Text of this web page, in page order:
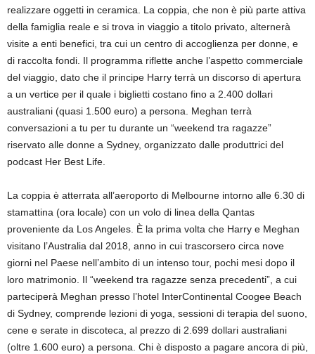
realizzare oggetti in ceramica. La coppia, che non è più parte attiva
della famiglia reale e si trova in viaggio a titolo privato, alternerà
visite a enti benefici, tra cui un centro di accoglienza per donne, e
di raccolta fondi. Il programma riflette anche l’aspetto commerciale
del viaggio, dato che il principe Harry terrà un discorso di apertura
a un vertice per il quale i biglietti costano fino a 2.400 dollari
australiani (quasi 1.500 euro) a persona. Meghan terrà
conversazioni a tu per tu durante un “weekend tra ragazze”
riservato alle donne a Sydney, organizzato dalle produttrici del
podcast Her Best Life.
La coppia è atterrata all’aeroporto di Melbourne intorno alle 6.30 di
stamattina (ora locale) con un volo di linea della Qantas
proveniente da Los Angeles. È la prima volta che Harry e Meghan
visitano l’Australia dal 2018, anno in cui trascorsero circa nove
giorni nel Paese nell’ambito di un intenso tour, pochi mesi dopo il
loro matrimonio. Il “weekend tra ragazze senza precedenti”, a cui
parteciperà Meghan presso l’hotel InterContinental Coogee Beach
di Sydney, comprende lezioni di yoga, sessioni di terapia del suono,
cene e serate in discoteca, al prezzo di 2.699 dollari australiani
(oltre 1.600 euro) a persona. Chi è disposto a pagare ancora di più,